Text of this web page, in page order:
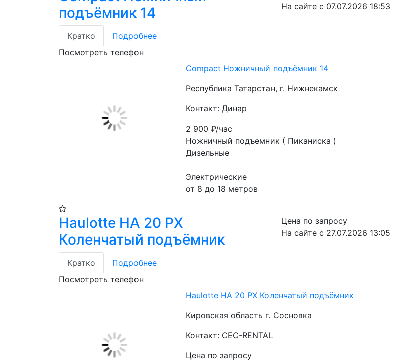
подъёмник 14
На сайте с 07.07.2026 18:53
Кратко
Подробнее
Посмотреть телефон
Compact Ножничный подъёмник 14
Республика Татарстан, г. Нижнекамск
Контакт: Динар
2 900₽/час
Ножничный подъемник ( Пиканиска )
Дизельные
Электрические
от 8 до 18 метров
Haulotte HA 20 PX​
Коленчатый подъёмник
Цена по запросу
На сайте с 27.07.2026 13:05
Кратко
Подробнее
Посмотреть телефон
Haulotte HA 20 PX​ Коленчатый подъёмник
Кировская область г. Сосновка
Контакт: CEC-RENTAL
Цена по запросу